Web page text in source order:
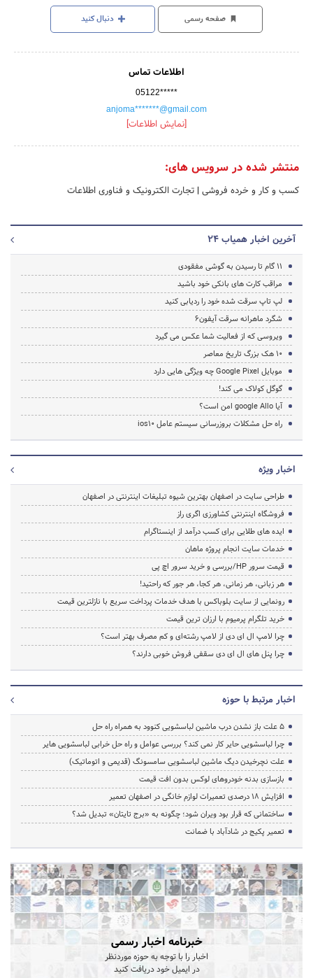
صفحه رسمی دنبال کنید
اطلاعات تماس
05122*****
anjoma*******@gmail.com
[نمایش اطلاعات]
منتشر شده در سرویس های:
کسب و کار و خرده فروشی | تجارت الکترونیک و فناوری اطلاعات
آخرین اخبار همیاب 24
11 گام تا رسیدن به گوشی مفقودی
مراقب کارت های بانکی خود باشید
لپ تاپ سرقت شده خود را ردیابی کنید
شگرد ماهرانه سرقت آیفون6
ویروسی که از فعالیت شما عکس می گیرد
10 هک بزرگ تاریخ معاصر
موبایل Google Pixel چه ویژگی هایی دارد
گوگل کولاک می کند!
آیا google Allo امن است؟
راه حل مشکلات بروزرسانی سیستم عامل ios10
اخبار ویژه
طراحی سایت در اصفهان بهترین شیوه تبلیغات اینترنتی در اصفهان
فروشگاه اینترنتی کشاورزی اگری راز
ایده های طلایی برای کسب درآمد از اینستاگرام
خدمات سایت انجام پروژه ماهان
قیمت سرور HP/بررسی و خرید سرور اچ پی
هر زبانی، هر زمانی، هر کجا، هر جور که راحتید!
رونمایی از سایت بلوباکس با هدف خدمات پرداخت سریع با نازلترین قیمت
خرید تلگرام پرمیوم با ارزان ترین قیمت
چرا لامپ ال ای دی از لامپ رشته‌ای و کم مصرف بهتر است؟
چرا پنل های ال ای دی سقفی فروش خوبی دارند؟
اخبار مرتبط با حوزه
5 علت باز نشدن درب ماشین لباسشویی کنوود به همراه راه حل
چرا لباسشویی حایر کار نمی کند؟ بررسی عوامل و راه حل خرابی لباسشویی هایر
علت نچرخیدن دیگ ماشین لباسشویی سامسونگ (قدیمی و اتوماتیک)
بازسازی بدنه خودروهای لوکس بدون افت قیمت
افزایش ۱۸ درصدی تعمیرات لوازم خانگی در اصفهان تعمیر
ساختمانی که قرار بود ویران شود؛ چگونه به «برج تایتان» تبدیل شد؟
تعمیر پکیج در شادآباد با ضمانت
خبرنامه اخبار رسمی
اخبار را با توجه به حوزه موردنظر
در ایمیل خود دریافت کنید